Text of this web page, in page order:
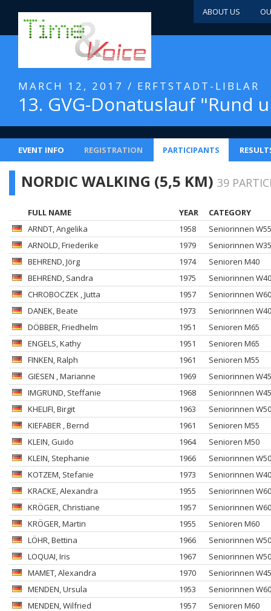
ABOUT US
MARCH 12, 2017 / ERFTSTADT-LIBLAR
13. GVG-Donatuslauf "Rund
EVENT INFO REGISTRATION PARTICIPANTS
NORDIC WALKING (5,5 KM) 39
FULL NAME YEAR
CATEGORY
ARNDT, Angelika 1958
Seniorinnen W55
ARNOLD, Friederike 1979
Seniorinnen W35
BEHREND, Jörg 1974
Senioren M40
BEHREND, Sandra 1975
Seniorinnen W40
CHROBOCZEK , Jutta 1957
Seniorinnen W60
DANEK, Beate 1973
Seniorinnen W40
DÖBBER, Friedhelm 1951
Senioren M65
ENGELS, Kathy 1951
Senioren M65
FINKEN, Ralph 1961
Senioren M55
GIESEN , Marianne 1969
Seniorinnen W45
IMGRUND, Steffanie 1968
Seniorinnen W45
KHELIFI, Birgit 1963
Seniorinnen W50
KIEFABER , Bernd 1961
Senioren M55
KLEIN, Guido 1964
Senioren M50
KLEIN, Stephanie 1966
Seniorinnen W50
KOTZEM, Stefanie 1973
Seniorinnen W40
KRACKE, Alexandra 1955
Seniorinnen W60
KRÖGER, Christiane 1957
Seniorinnen W60
KRÖGER, Martin 1955
Senioren M60
LÖHR, Bettina 1966
Seniorinnen W50
LOQUAI, Iris 1967
Seniorinnen W50
MAMET, Alexandra 1970
Seniorinnen W45
MENDEN, Ursula 1953
Seniorinnen W60
MENDEN, Wilfried 1957
Senioren M60